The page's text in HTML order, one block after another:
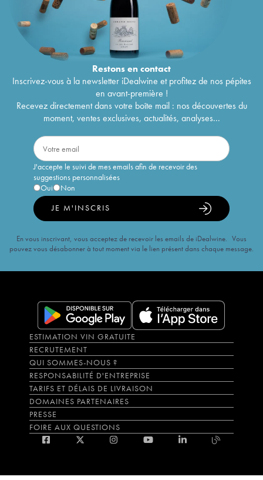
Restons encontact
Inscrivez-vous à la newsletter iDealwine et profitez de nos pépites
en avant-première !
Recevez directement dans votre boîte mail : nos découvertes du
moment, ventes exclusives, actualités, analyses...
J'accepte le suivi de mes emails afin de recevoir des
suggestions personnalisées
Oui
Non
JE M'INSCRIS
En vous inscrivant, vous acceptez de recevoir les emails de iDealwine. Vous
pouvez vous désabonner à tout moment via le lien présent dans chaque message.
ESTIMATION VIN GRATUITE
RECRUTEMENT
QUI SOMMES-NOUS ?
RESPONSABILITÉ D'ENTREPRISE
TARIFS ET DÉLAIS DE LIVRAISON
DOMAINES PARTENAIRES
PRESSE
FOIRE AUX QUESTIONS